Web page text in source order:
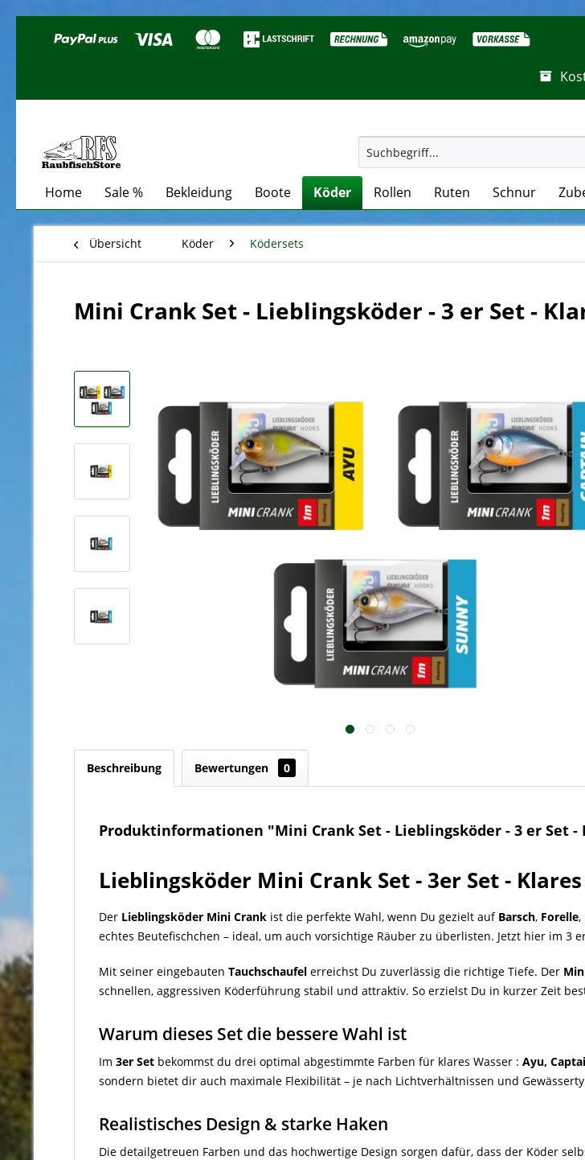
Home Sale % Bekleidung Boote Köder Rollen Ruten Schnur
Übersicht Köder Ködersets
Mini Crank Set - Lieblingsköder - 3 er Set -
Beschreibung Bewertungen 0
Produktinformationen "Mini Crank Set - Lieblingsköder - 3 er Set -
Lieblingsköder Mini Crank Set - 3er Set -
Der Lieblingsköder Mini Crank ist die perfekte Wahl, wenn Du gezielt auf Barsch, Forelle,
echtes Beutefischchen – ideal, um auch vorsichtige Räuber zu überlisten. Jetzt hier im 3
Mit seiner eingebauten Tauchschaufel erreichst Du zuverlässig die richtige Tiefe. Der
schnellen, aggressiven Köderführung stabil und attraktiv. So erzielst Du in kurzer Zeit
Warum dieses Set die bessere Wahl ist
Im 3er Set bekommst du drei optimal abgestimmte Farben für klares Wasser : Ayu,
sondern bietet dir auch maximale Flexibilität – je nach Lichtverhältnissen und
Realistisches Design & starke Haken
Die detailgetreuen Farben und das hochwertige Design sorgen dafür, dass der Köder